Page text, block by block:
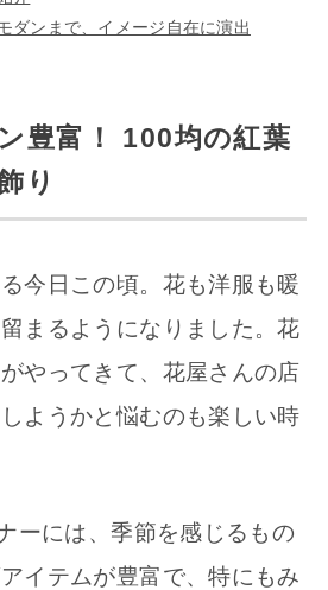
ダンまで、イメージ自在に演出
豊富！ 100均の紅葉
り
今日この頃。花も洋服も暖
まるようになりました。花
やってきて、花屋さんの店
ようかと悩むのも楽しい時
ーには、季節を感じるもの
イテムが豊富で、特にもみ